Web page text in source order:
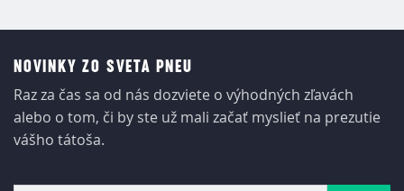
NOVINKY ZO SVETA PNEU
Raz za čas sa od nás dozviete o výhodných zľavách
alebo o tom, či by ste už mali začať myslieť na prezutie
vášho tátoša.